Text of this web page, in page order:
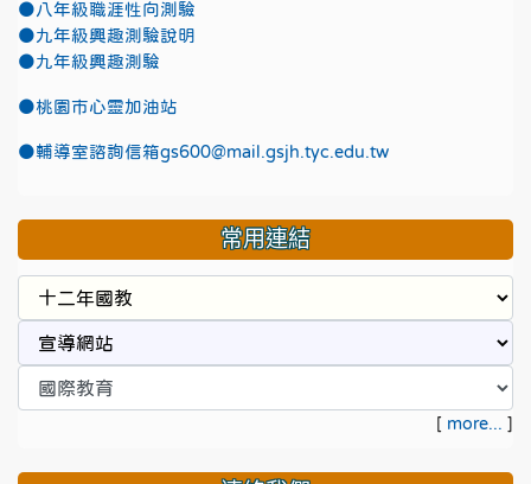
●八年級職涯性向測驗
●九年級興趣測驗說明
●九年級興趣測驗
●桃園市心靈加油站
●輔導室諮詢信箱gs600@mail.gsjh.tyc.edu.tw
常用連結
[ more... ]